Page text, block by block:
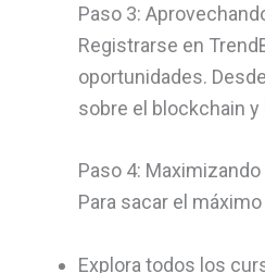
Paso 3:
Registrarse en
oportunidades.
sobre el blockchain
Paso 4:
Para sacar el
Explora todos los